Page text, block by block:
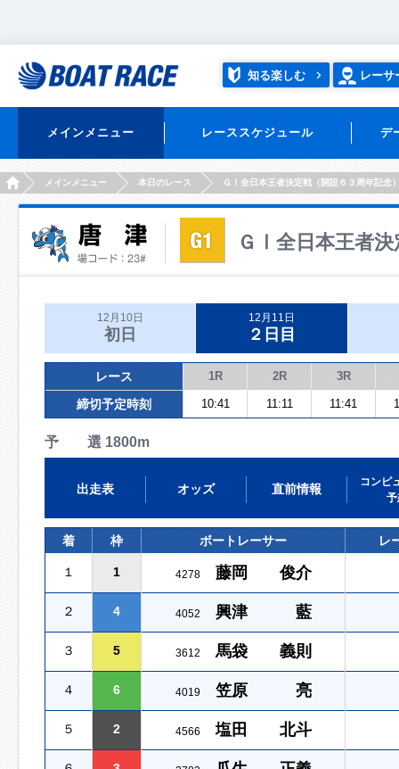
知る楽しむ レーサ
メインメニュー レーススケジュール デ
HOMEメインメニュー 本日のレース ＧⅠ全日本王者決定戦（開設６３周年記念
ＧⅠ全日本王者決
12月10日
初日
12月11日
２日目
レース 1R 2R 3R
締切予定時刻 10:41 11:11 11:41
予 選 1800m
出走表 オッズ 直前情報
コンピ
予
着 枠 ボートレーサー レ
１ 1 4278 藤岡 俊介
２ 4 4052 興津 藍
３ 5 3612 馬袋 義則
４ 6 4019 笠原 亮
５ 2 4566 塩田 北斗